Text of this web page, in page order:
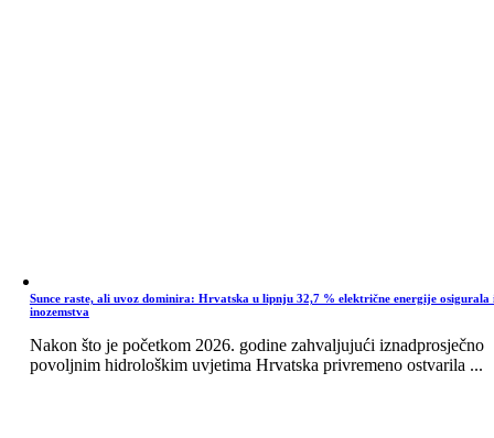
Sunce raste, ali uvoz dominira: Hrvatska u lipnju 32,7 % električne energije osigurala
inozemstva
Nakon što je početkom 2026. godine zahvaljujući iznadprosječno
povoljnim hidrološkim uvjetima Hrvatska privremeno ostvarila ...